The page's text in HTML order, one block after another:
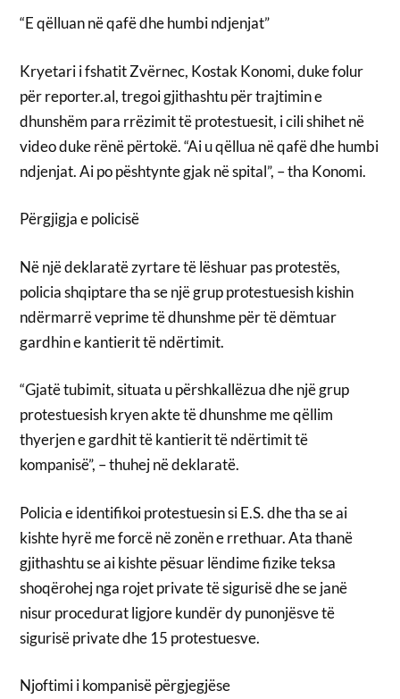
“E qëlluan në qafë dhe humbi ndjenjat”
Kryetari i fshatit Zvërnec, Kostak Konomi, duke folur
për reporter.al, tregoi gjithashtu për trajtimin e
dhunshëm para rrëzimit të protestuesit, i cili shihet në
video duke rënë përtokë. “Ai u qëllua në qafë dhe humbi
ndjenjat. Ai po pështynte gjak në spital”, – tha Konomi.
Përgjigja e policisë
Në një deklaratë zyrtare të lëshuar pas protestës,
policia shqiptare tha se një grup protestuesish kishin
ndërmarrë veprime të dhunshme për të dëmtuar
gardhin e kantierit të ndërtimit.
“Gjatë tubimit, situata u përshkallëzua dhe një grup
protestuesish kryen akte të dhunshme me qëllim
thyerjen e gardhit të kantierit të ndërtimit të
kompanisë”, – thuhej në deklaratë.
Policia e identifikoi protestuesin si E.S. dhe tha se ai
kishte hyrë me forcë në zonën e rrethuar. Ata thanë
gjithashtu se ai kishte pësuar lëndime fizike teksa
shoqërohej nga rojet private të sigurisë dhe se janë
nisur procedurat ligjore kundër dy punonjësve të
sigurisë private dhe 15 protestuesve.
Njoftimi i kompanisë përgjegjëse